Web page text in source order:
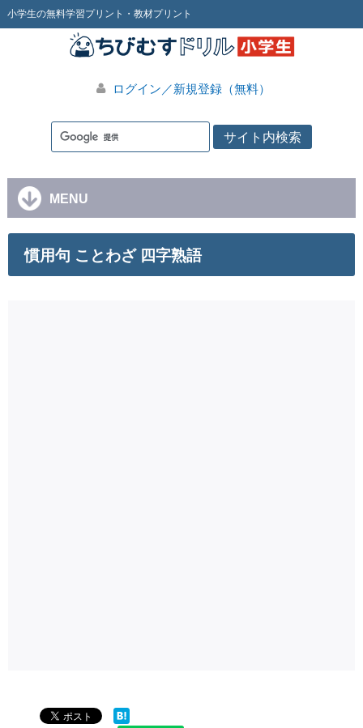
小学生の無料学習プリント・教材プリント
ログイン／新規登録（無料）
MENU
慣用句 ことわざ 四字熟語